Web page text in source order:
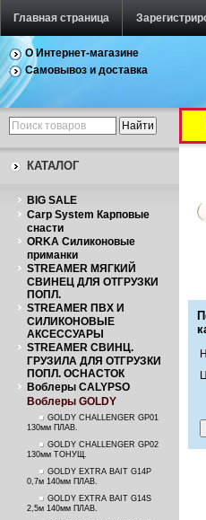
Главная страница
О Интернет-магазине
Самовывоз и доставка
КАТАЛОГ
BIG SALE
Carp System Карповые
снасти
ORKA Силиконовые
приманки
STREAMER МЯГКИЙ
СВИНЕЦ ДЛЯ ОТГРУЗКИ
ПОПЛ.
STREAMER ПВХ И
СИЛИКОНОВЫЕ
АКСЕССУАРЫ
STREAMER СВИНЦ.
ГРУЗИЛА ДЛЯ ОТГРУЗКИ
ПОПЛ. ОСНАСТОК
Воблеры CALYPSO
Воблеры GOLDY
GOLDY CHALLENGER GP01
130мм ПЛАВ.
GOLDY CHALLENGER GP02
130мм ТОНУЩ.
GOLDY EXTRA BAIT G14P
0,7м 140мм ПЛАВ.
GOLDY EXTRA BAIT G14S
2,5м 140мм ПЛАВ.